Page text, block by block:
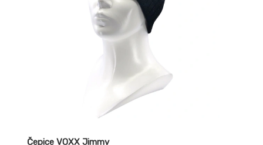
Čepice VOXX Jimmy